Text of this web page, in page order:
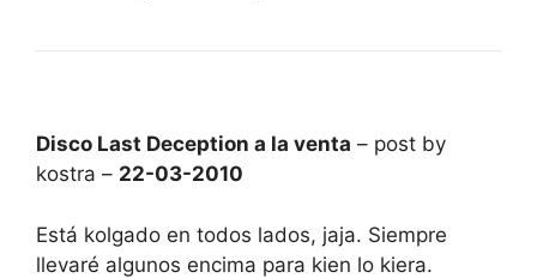
Disco Last Deception a la venta – post by
kostra – 22-03-2010
Está kolgado en todos lados, jaja. Siempre
llevaré algunos encima para kien lo kiera.